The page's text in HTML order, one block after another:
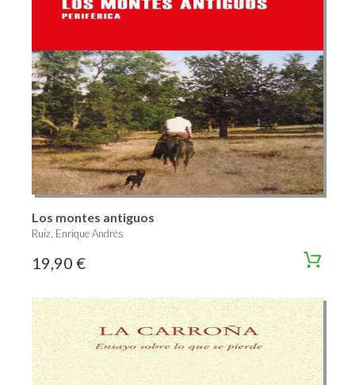
Los montes antiguos
Ruiz, Enrique Andrés
19,90 €